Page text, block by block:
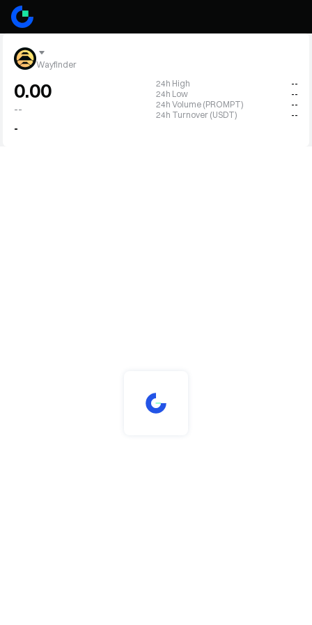
Wayfinder
0.00
--
-
24h High
--
24h Low
--
24h Volume (PROMPT)
--
24h Turnover (USDT)
--